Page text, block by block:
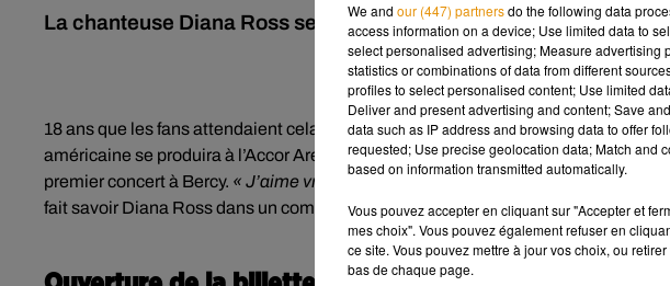
La chanteuse Diana Ross sera de retour en France en juillet
18 ans que les fans attendaient cela ! Diana Ross annonce ce lundi 10 février un
américaine se produira à l’Accor Arena, à Paris, le 6 juillet prochain. Un
premier concert à Bercy. « J’aime vraiment la France et la ville radieuse de Paris,
fait savoir Diana Ross dans un communiqué.« Je ressens déjà l’excitation et
We and our (447) partnersdo the following data
access information on a device; Use limited data to
select personalised advertising; Measure advertising
statistics or combinations of data from different
profiles to select personalised content; Use limited
Deliver and present advertising and content; Save
data such as IP address and browsing data to offer
requested; Use precise geolocation data; Match and
based on information transmitted automatically.
Vous pouvez accepter en cliquant sur "Accepter et
mes choix". Vous pouvez également refuser en
ce site. Vous pouvez mettre à jour vos choix, ou
bas de chaque page.